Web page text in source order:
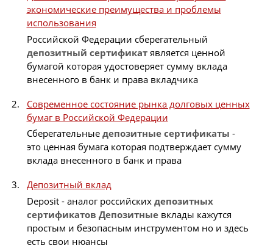
экономические преимущества и проблемы
использования
Российской Федерации сберегательный
депозитный сертификатявляется ценной
бумагой которая удостоверяет сумму вклада
внесенного в банк и права вкладчика
Современное состояние рынка долговых ценных
бумаг в Российской Федерации
Сберегательные депозитные сертификаты -
это ценная бумага которая подтверждает сумму
вклада внесенного в банк и права
Депозитный вклад
Deposit - аналог российских депозитных
сертификатов Депозитныевклады кажутся
простым и безопасным инструментом но и здесь
есть свои нюансы